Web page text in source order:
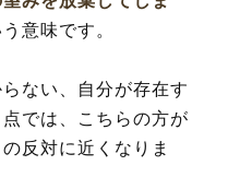
意味です。
ない、自分が存在す
では、こちらの方が
の反対に近くなりま